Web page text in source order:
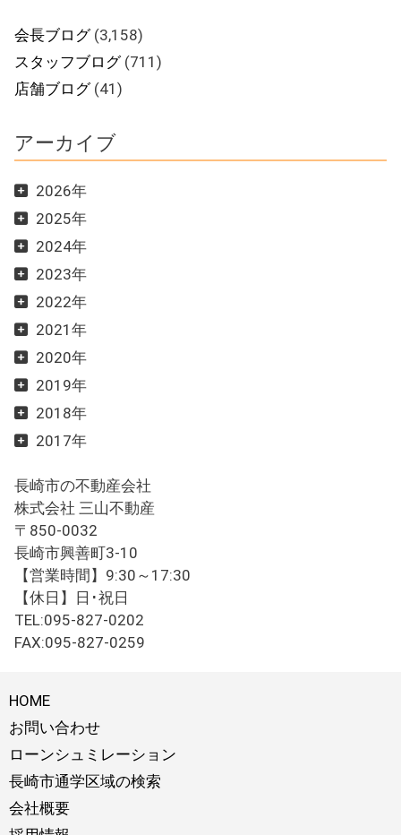
会長ブログ(3,158)
スタッフブログ(711)
店舗ブログ(41)
アーカイブ
2026年
2025年
2024年
2023年
2022年
2021年
2020年
2019年
2018年
2017年
長崎市の不動産会社
株式会社 三山不動産
〒850-0032
長崎市興善町3-10
【営業時間】9:30～17:30
【休日】日･祝日
TEL:095-827-0202
FAX:095-827-0259
HOME
お問い合わせ
ローンシュミレーション
長崎市通学区域の検索
会社概要